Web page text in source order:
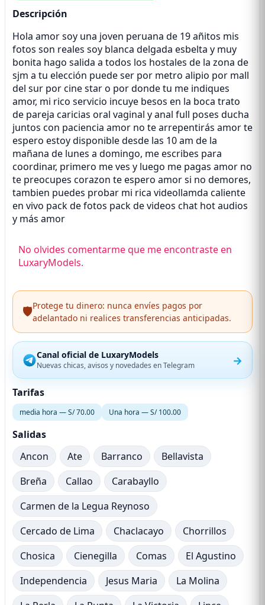
Descripción
Hola amor soy una joven peruana de 19 añitos mis
fotos son reales soy blanca delgada esbelta y muy
bonita hago salida a todos los hostales de la zona de
sjm a tu elección puede ser por metro alipio por mall
del sur por cine star o por donde tu me indiques
amor, mi rico servicio incuye besos en la boca trato
de pareja caricias oral vaginal y anal full poses ducha
juntos con paciencia amor no te arrepentirás amor te
espero estoy disponible desde las 10 am de la
mañana de lunes a domingo, me escribes para
coordinar, primero me ves y luego me pagas amor no
te preocupes corazon te espero amor si no demores,
tambien puedes probar mi rica videollamda caliente
en vivo pack de fotos pack de videos chat hot audios
y más amor
No olvides comentarme que me encontraste en
LuxaryModels.
🛡️Protege tu dinero: nunca envíes pagos por
adelantado ni realices transferencias anticipadas.
Canal oficial de LuxaryModels
Nuevas chicas, avisos y novedades en Telegram →
Tarifas
media hora — S/ 70.00 Una hora — S/ 100.00
Salidas
Ancon
Ate Barranco
Bellavista
Breña
Callao
Carabayllo
Carmen de la Legua Reynoso
Cercado de Lima
Chaclacayo
Chorrillos
Chosica
Cienegilla Comas
El Agustino
Independencia
Jesus Maria
La Molina